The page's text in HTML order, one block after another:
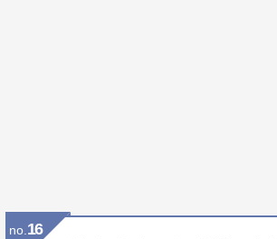
no. 16